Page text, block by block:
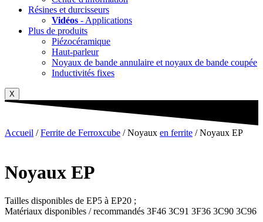
Résines et durcisseurs
Vidéos - Applications
Plus de produits
Piézocéramique
Haut-parleur
Noyaux de bande annulaire et noyaux de bande coupée
Inductivités fixes
X
Accueil /Ferrite de Ferroxcube / Noyaux en ferrite / Noyaux EP
Noyaux EP
Tailles disponibles de EP5 à EP20 ;
Matériaux disponibles / recommandés 3F46 3C91 3F36 3C90 3C96